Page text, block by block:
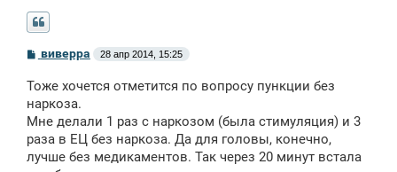
С
б
щ
е
н
и
виверра 28 апр 2014, 15:25
Тоже хочется отметится по вопросу пункции без
наркоза.
Мне делали 1 раз с наркозом (была стимуляция) и 3
раза в ЕЦ без наркоза. Да для головы, конечно,
лучше без медикаментов. Так через 20 минут встала